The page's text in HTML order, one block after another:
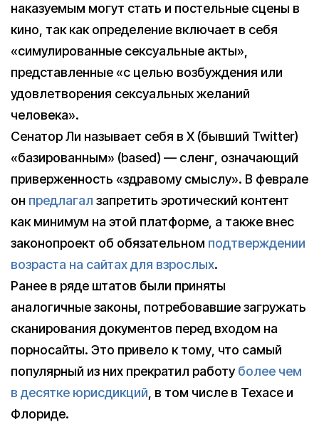
наказуемым могут стать и постельные сцены в
кино, так как определение включает в себя
«симулированные сексуальные акты»,
представленные «с целью возбуждения или
удовлетворения сексуальных желаний
человека».
Сенатор Ли называет себя в X (бывший Twitter)
«базированным» (based) — сленг, означающий
приверженность «здравому смыслу». В феврале
он предлагал запретить эротический контент
как минимум на этой платформе, а также внес
законопроект об обязательном подтверждении
возраста на сайтах для взрослых.
Ранее в ряде штатов были приняты
аналогичные законы, потребовавшие загружать
сканирования документов перед входом на
порносайты. Это привело к тому, что самый
популярный из них прекратил работуболее чем
в десятке юрисдикций, в том числе в Техасе и
Флориде.